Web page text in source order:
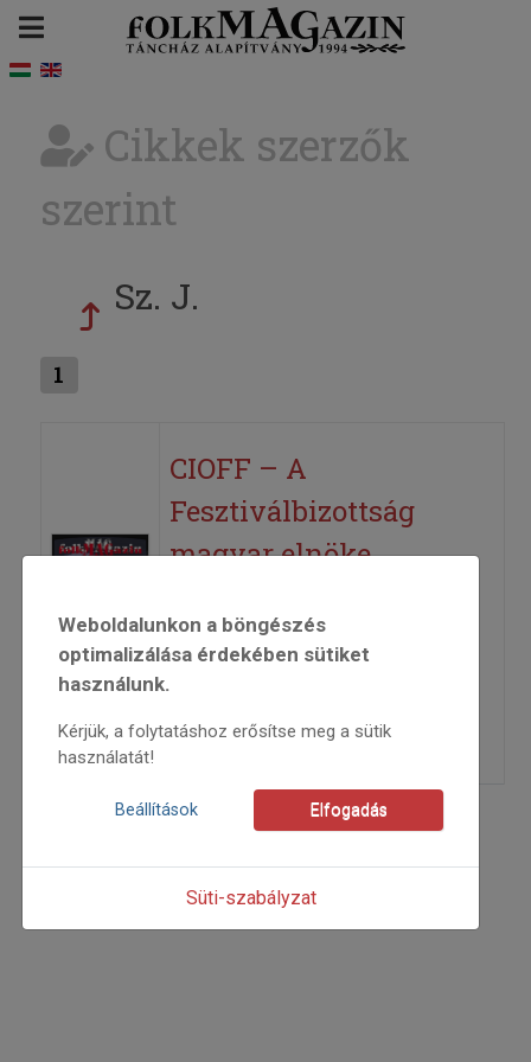
Cikkek szerzők
szerint
Sz. J.
1
CIOFF – A
Fesztiválbizottság
magyar elnöke
2002
2002/1
=>
Weboldalunkon a böngészés
optimalizálása érdekében sütiket
használunk.
Kérjük, a folytatáshoz erősítse meg a sütik
használatát!
Beállítások Elfogadás
Süti-szabályzat